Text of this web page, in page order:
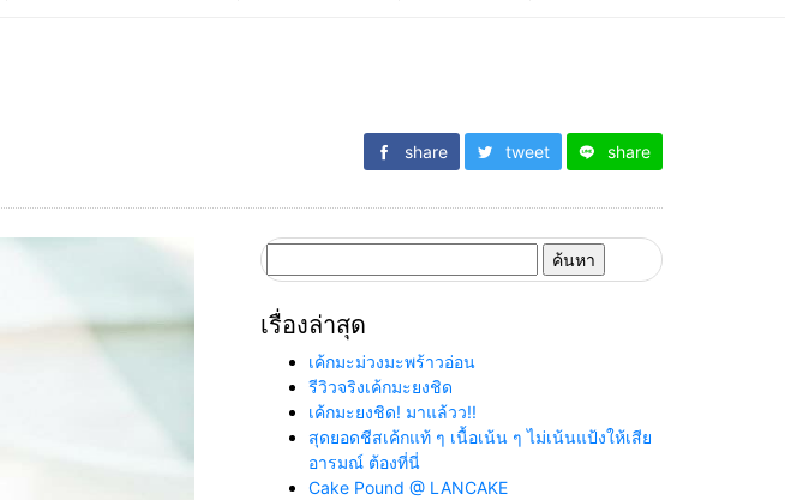
share tweet share
สำหรับ:
เรื่องล่าสุด
เค้กมะม่วงมะพร้าวอ่อน
รีวิวจริงเค้กมะยงชิด
เค้กมะยงชิด! มาแล้วว!!
สุดยอดชีสเค้กแท้ ๆ เนื้อเน้น ๆ ไม่เน้นแป้งให้เสีย
อารมณ์ ต้องที่นี่
Cake Pound @ LANCAKE